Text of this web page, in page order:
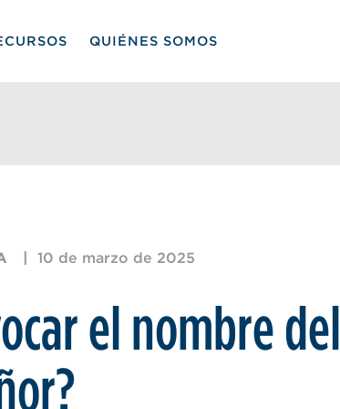
QUIÉNES SOMOS
10 de marzo de 2025
el nombre del